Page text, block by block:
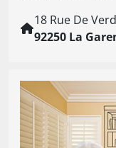
18 Rue De
92250 La